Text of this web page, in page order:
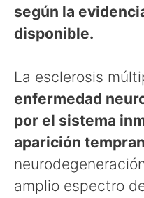
según la
disponible.
La esclerosis
enfermedad
por el sistema
aparición
amplio espectro